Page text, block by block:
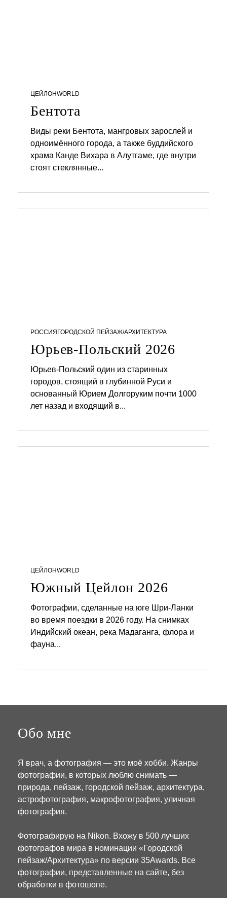
ЦЕЙЛОНWORLD
Бентота
Виды реки Бентота, мангровых зарослей и
одноимённого города, а также буддийского
храма Канде Вихара в Алутгаме, где внутри
стоят стеклянные...
1
.
0
2
2
РОССИЯ ГОРОДСКОЙ ПЕЙЗАЖ/АРХИТЕКТУРА
Юрьев-Польский 2026
Юрьев-Польский один из старинных
городов, стоящий в глубинной Руси и
основанный Юрием Долгоруким почти 1000
лет назад и входящий в...
0
.
0
2
2
ЦЕЙЛОНWORLD
Южный Цейлон 2026
Фотографии, сделанные на юге Шри-Ланки
во время поездки в 2026 году. На снимках
Индийский океан, река Мадаганга, флора и
фауна...
3
0
.
0
2
Обо мне
Я врач, а фотография — это моё хобби. Жанры
фотографии, в которых люблю снимать —
природа, пейзаж, городской пейзаж, архитектура,
астрофотография, макрофотография, уличная
фотография.
Фотографирую на Nikon. Вхожу в 500 лучших
фотографов мира в номинации «Городской
пейзаж/Архитектура» по версии 35Awards. Все
фотографии, представленные на сайте, без
обработки в фотошопе.